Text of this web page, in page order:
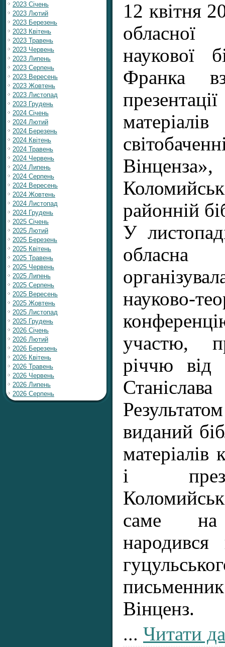
2023 Січень
2023 Лютий
2023 Березень
2023 Квітень
2023 Травень
2023 Червень
2023 Липень
2023 Серпень
2023 Вересень
2023 Жовтень
2023 Листопад
2023 Грудень
2024 Січень
2024 Лютий
2024 Березень
2024 Квітень
2024 Травень
2024 Червень
2024 Липень
2024 Серпень
2024 Вересень
2024 Жовтень
2024 Листопад
2024 Грудень
2025 Січень
2025 Лютий
2025 Березень
2025 Квітень
2025 Травень
2025 Червень
2025 Липень
2025 Серпень
2025 Вересень
2025 Жовтень
2025 Листопад
2025 Грудень
2026 Січень
2026 Лютий
2026 Березень
2026 Квітень
2026 Травень
2026 Червень
2026 Липень
2026 Серпень
12 квітня
обласної
наукової
Франка
районній
У
науково-
участю,
річчю від
виданий
матеріалів
і
саме на
народився
Вінценз.
... Читати